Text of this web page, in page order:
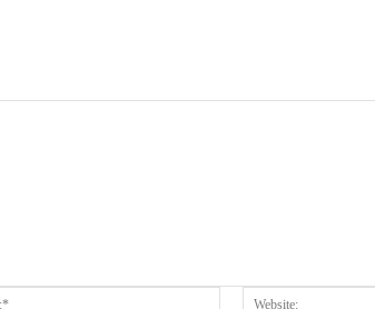
Email:*